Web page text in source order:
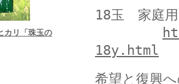
リ「珠玉の
18玉 家庭
18y.html
希望と復興